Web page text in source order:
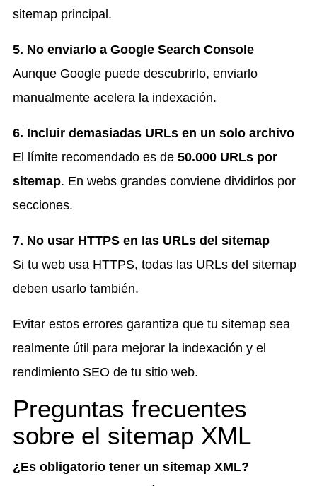
sitemap principal.
5. No enviarlo a Google Search Console
Aunque Google puede descubrirlo, enviarlo
manualmente acelera la indexación.
6. Incluir demasiadas URLs en un solo archivo
El límite recomendado es de 50.000 URLs por
sitemap. En webs grandes conviene dividirlos por
secciones.
7. No usar HTTPS en las URLs del sitemap
Si tu web usa HTTPS, todas las URLs del sitemap
deben usarlo también.
Evitar estos errores garantiza que tu sitemap sea
realmente útil para mejorar la indexación y el
rendimiento SEO de tu sitio web.
Preguntas frecuentes
sobre el sitemap XML
¿Es obligatorio tener un sitemap XML?